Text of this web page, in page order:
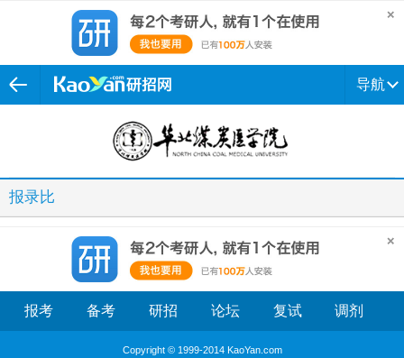
导航
报录比
报考 备考 研招 论坛 复试 调剂
Copyright © 1999-2014 KaoYan.com